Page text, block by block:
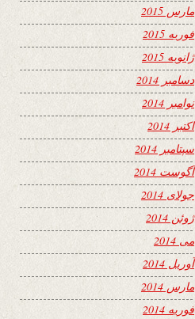
مارس 2015
فوریه 2015
ژانویه 2015
دسامبر 2014
نوامبر 2014
اکتبر 2014
سپتامبر 2014
آگوست 2014
جولای 2014
ژوئن 2014
می 2014
آوریل 2014
مارس 2014
فوریه 2014